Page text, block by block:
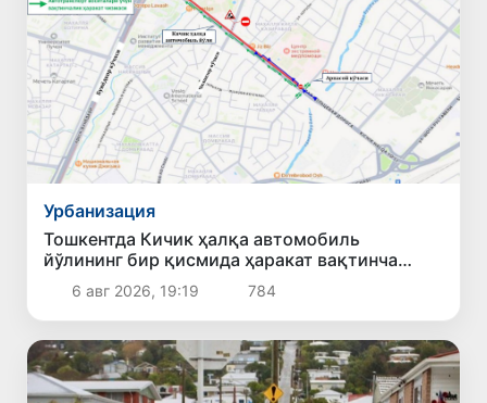
Урбанизация
Тошкентда Кичик ҳалқа автомобиль
йўлининг бир қисмида ҳаракат вақтинча
чекланади
6 авг 2026, 19:19 784